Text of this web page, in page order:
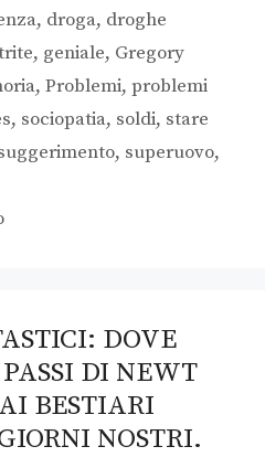
, droga, droghe
, geniale, Gregory
, Problemi, problemi
, sociopatia, soldi, stare
, superuovo,
DOVE
DI NEWT
BESTIARI
NOSTRI.